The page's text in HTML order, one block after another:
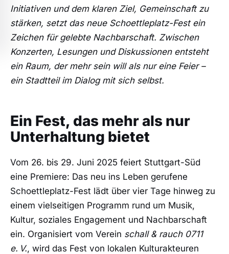
Initiativen und dem klaren Ziel, Gemeinschaft zu
stärken, setzt das neue Schoettleplatz-Fest ein
Zeichen für gelebte Nachbarschaft. Zwischen
Konzerten, Lesungen und Diskussionen entsteht
ein Raum, der mehr sein will als nur eine Feier –
ein Stadtteil im Dialog mit sich selbst.
Ein Fest, das mehr als nur
Unterhaltung bietet
Vom 26. bis 29. Juni 2025 feiert Stuttgart-Süd
eine Premiere: Das neu ins Leben gerufene
Schoettleplatz-Fest lädt über vier Tage hinweg zu
einem vielseitigen Programm rund um Musik,
Kultur, soziales Engagement und Nachbarschaft
ein. Organisiert vom Verein schall & rauch 0711
e. V., wird das Fest von lokalen Kulturakteuren